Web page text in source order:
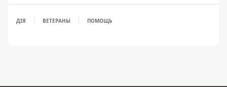
ДІЯ ВЕТЕРАНЫ ПОМОЩЬ